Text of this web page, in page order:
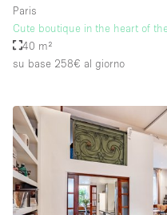
Paris
Cute boutique in the heart of
40 m²
su base 258€ al giorno